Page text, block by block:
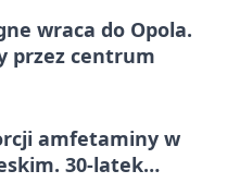
wraca do Opola.
przez centrum
amfetaminy w
30-latek